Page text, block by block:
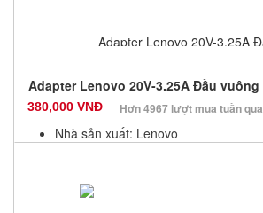
Adapter Lenovo 20V-3.25A Đầu vuông
380,000 VNĐ Hơn 4967 lượt mua tuần qua
Nhà sản xuất: Lenovo
Số lượng: 10